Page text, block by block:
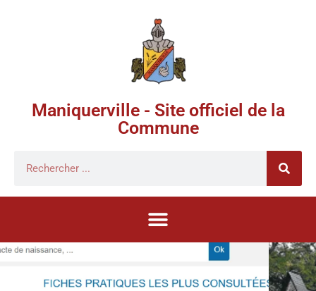
Maniquerville - Site officiel de la
Commune